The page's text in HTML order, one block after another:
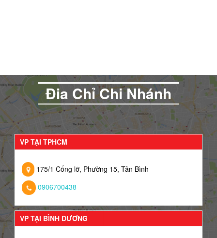
Đia Chỉ Chi Nhánh
VP TẠI TPHCM
175/1 Cống lỡ, Phường 15, Tân Bình
0906700438
VP TẠI BÌNH DƯƠNG